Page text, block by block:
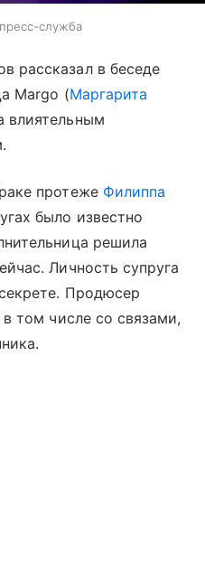
служба
рассказал в беседе
Margo (Маргарита
влиятельным
протеже Филиппа
было известно
решила
Личность супруга
Продюсер
том числе со связами,